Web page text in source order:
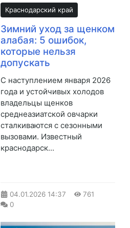
Краснодарский край
Зимний уход за щенком
алабая: 5 ошибок,
которые нельзя
допускать
С наступлением января 2026
года и устойчивых холодов
владельцы щенков
среднеазиатской овчарки
сталкиваются с сезонными
вызовами. Известный
краснодарск...
04.01.2026 14:37
761
0